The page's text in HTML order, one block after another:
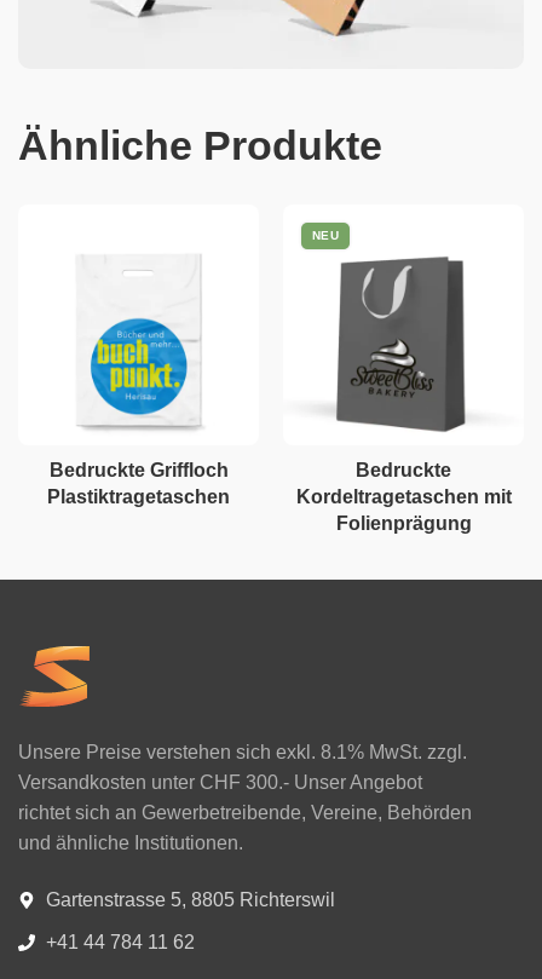
Ähnliche Produkte
Bedruckte Griffloch
Plastiktragetaschen
NEU
Bedruckte
Kordeltragetaschen mit
Folienprägung
Unsere Preise verstehen sich exkl. 8.1% MwSt. zzgl.
Versandkosten unter CHF 300.- Unser Angebot
richtet sich an Gewerbetreibende, Vereine, Behörden
und ähnliche Institutionen.
Gartenstrasse 5, 8805 Richterswil
+41 44 784 11 62